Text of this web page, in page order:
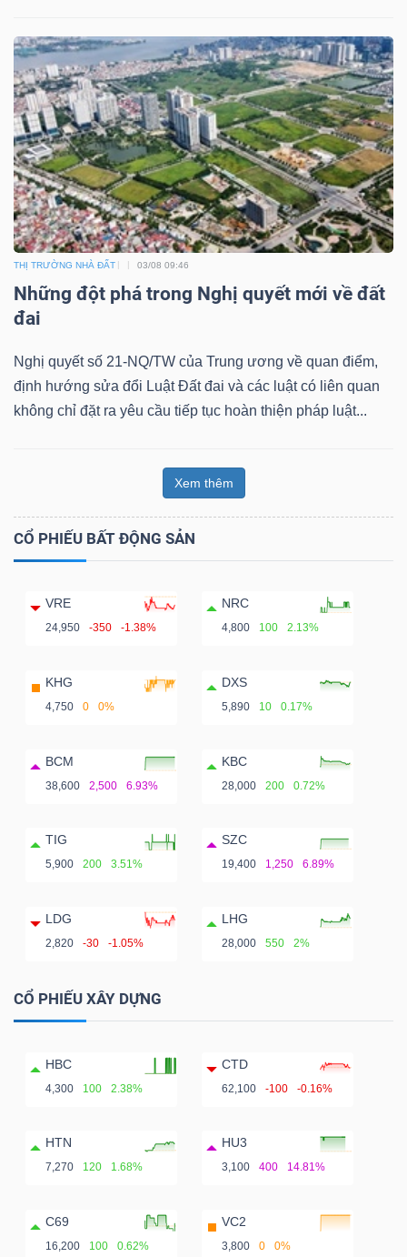
THỊ TRƯỜNG NHÀ ĐẤT 03/08 09:46
Những đột phá trong Nghị quyết mới về đất
đai
Nghị quyết số 21-NQ/TW của Trung ương về quan điểm,
định hướng sửa đổi Luật Đất đai và các luật có liên quan
không chỉ đặt ra yêu cầu tiếp tục hoàn thiện pháp luật...
Xem thêm
CỔ PHIẾU BẤT ĐỘNG SẢN
VRE
24,950 -350 -1.38%
NRC
4,800 100 2.13%
KHG
4,750 0 0%
DXS
5,890 10 0.17%
BCM
38,600 2,500 6.93%
KBC
28,000 200 0.72%
TIG
5,900 200 3.51%
SZC
19,400 1,250 6.89%
LDG
2,820 -30 -1.05%
LHG
28,000 550 2%
CỔ PHIẾU XÂY DỰNG
HBC
4,300 100 2.38%
CTD
62,100 -100 -0.16%
HTN
7,270 120 1.68%
HU3
3,100 400 14.81%
C69
16,200 100 0.62%
VC2
3,800 0 0%